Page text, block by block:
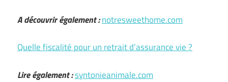
A découvrir également :notresweethome.com
Quelle fiscalité pour un retrait d’assurance vie ?
Lire également :syntonieanimale.com